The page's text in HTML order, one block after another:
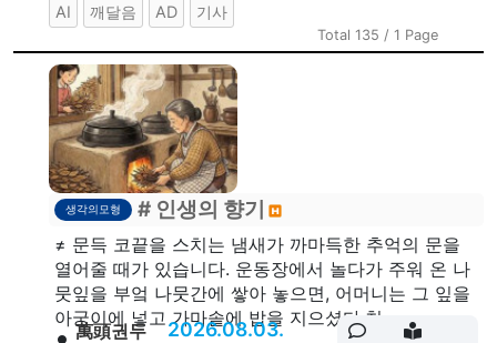
AI
깨달음 AD 기사
Total 135 / 1 Page
생각의모형 # 인생의 향기
≠ 문득 코끝을 스치는 냄새가 까마득한 추억의 문을
열어줄 때가 있습니다. 운동장에서 놀다가 주워 온 나
뭇잎을 부엌 나뭇간에 쌓아 놓으면, 어머니는 그 잎을
아궁이에 넣고 가마솥에 밥을 지으셨다.천...
萬頭권두
2026.08.03.